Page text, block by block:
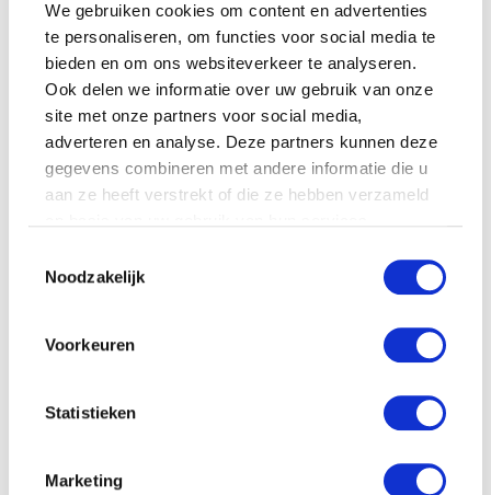
We gebruiken cookies om content en advertenties
te personaliseren, om functies voor social media te
bieden en om ons websiteverkeer te analyseren.
Ook delen we informatie over uw gebruik van onze
site met onze partners voor social media,
adverteren en analyse. Deze partners kunnen deze
gegevens combineren met andere informatie die u
aan ze heeft verstrekt of die ze hebben verzameld
Noodzakelijk
Voorkeuren
Statistieken
Marketing
doorbrengt, kan dat natuurlijk ook. Alle Center Parcs
parken liggen in aantrekkelijke regio’s. Verschillende
parken (zoals Het Heijderbos of Het Meerdal)
of nabij het bos
. Bij Center Parcs ben je altijd dicht bij
het water. Aan zee, maar bijvoorbeeld ook aan een
meer (bijvoorbeeld Eemhof).
waterfiets en ontdek de omgeving terwijl je over het
water dobbert. Ook suppen of zelfs wind- en kitesurfen
(groot-)papa van een dagje vissen? Dan zijn de
snoek en karper) en De Huttenheugte met allerlei